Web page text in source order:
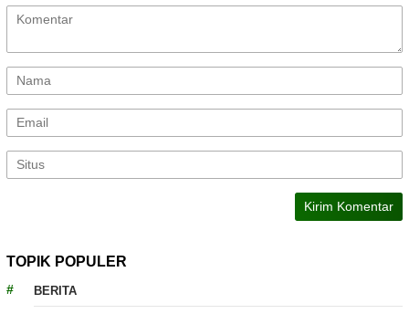
TOPIK POPULER
BERITA